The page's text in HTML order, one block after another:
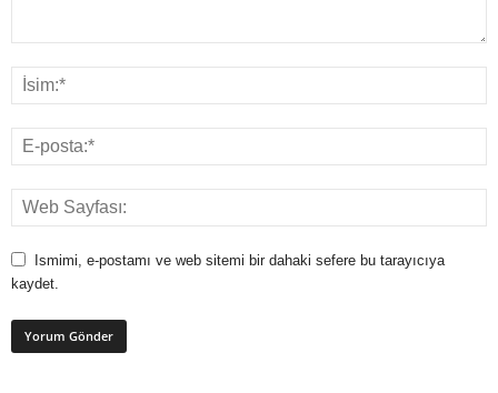
Ismimi, e-postamı ve web sitemi bir dahaki sefere bu tarayıcıya
kaydet.